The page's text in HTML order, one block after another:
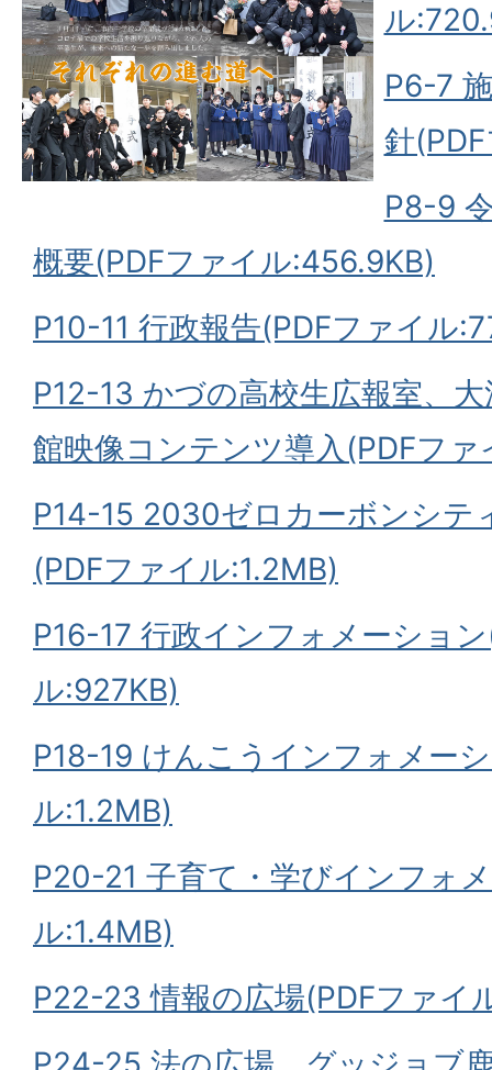
ル
P6-7
針
P8-9
概要(PDFファイル:456.9KB)
P10-11 行政報告(PDFファイル
P12-13 かづの高校生広報室、
館映像コンテンツ導入(PDFフ
P14-15 2030ゼロカーボンシテ
(PDFファイル:1.2MB)
P16-17 行政インフォメーショ
ル:927KB)
P18-19 けんこうインフォメー
ル:1.2MB)
P20-21 子育て・学びインフォ
ル:1.4MB)
P22-23 情報の広場(PDFファイ